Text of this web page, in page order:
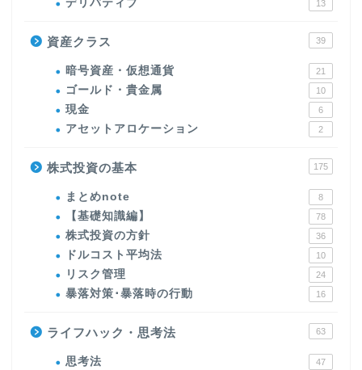
デリバティブ 13
資産クラス 39
暗号資産・仮想通貨 21
ゴールド・貴金属 10
現金 6
アセットアロケーション 2
株式投資の基本 175
まとめnote 8
【基礎知識編】 78
株式投資の方針 36
ドルコスト平均法 10
リスク管理 24
暴落対策･暴落時の行動 16
ライフハック・思考法 63
思考法 47